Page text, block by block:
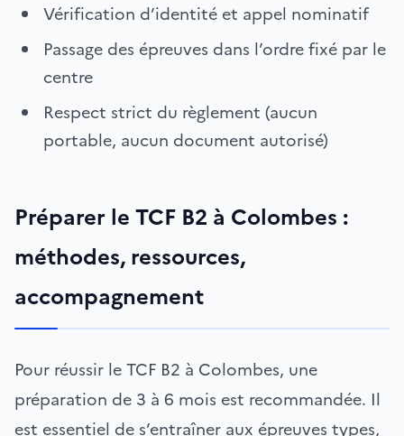
Vérification d’identité et appel nominatif
Passage des épreuves dans l’ordre fixé par le
centre
Respect strict du règlement (aucun
portable, aucun document autorisé)
Préparer le TCF B2 à Colombes :
méthodes, ressources,
accompagnement
Pour réussir le TCF B2 à Colombes, une
préparation de 3 à 6 mois est recommandée. Il
est essentiel de s’entraîner aux épreuves types,